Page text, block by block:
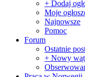
+ Dodaj
Moje
Najnowsze
Pomoc
Forum
Ostatnie
+ Nowy